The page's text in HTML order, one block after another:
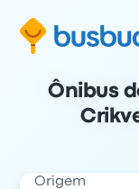
Ônibus
Origem